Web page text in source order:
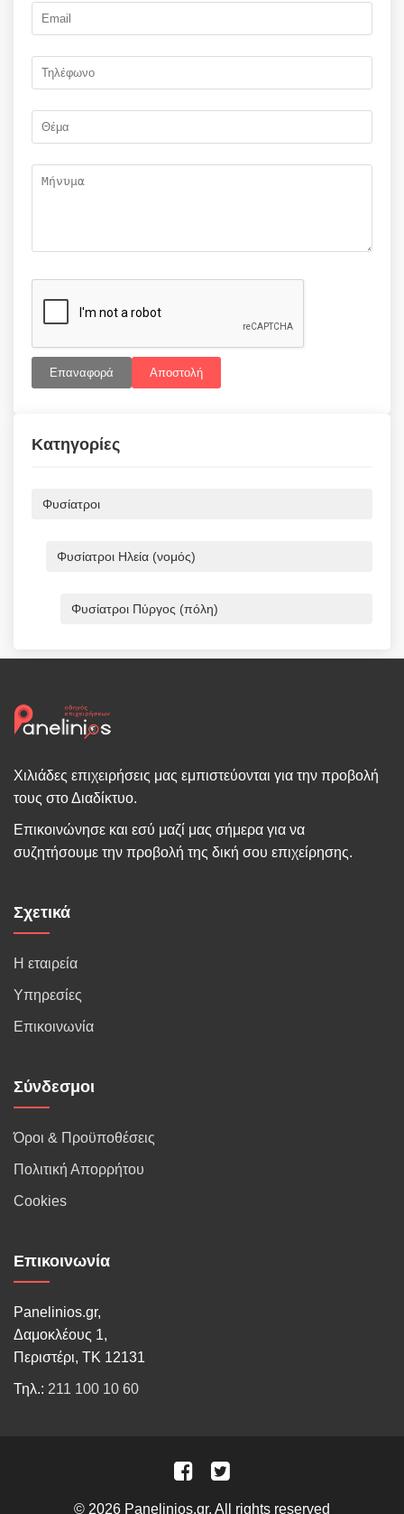
Επαναφορά Αποστολή
Κατηγορίες
Φυσίατροι
Φυσίατροι Ηλεία (νομός)
Φυσίατροι Πύργος (πόλη)
Χιλιάδες επιχειρήσεις μας εμπιστεύονται για την προβολή
τους στο Διαδίκτυο.
Επικοινώνησε και εσύ μαζί μας σήμερα για να
συζητήσουμε την προβολή της δική σου επιχείρησης.
Σχετικά
Η εταιρεία
Υπηρεσίες
Επικοινωνία
Σύνδεσμοι
Όροι & Προϋποθέσεις
Πολιτική Απορρήτου
Cookies
Επικοινωνία
Panelinios.gr,
Δαμοκλέους 1,
Περιστέρι, ΤΚ 12131
Τηλ.: 211 100 10 60
© 2026 Panelinios.gr. All rights reserved